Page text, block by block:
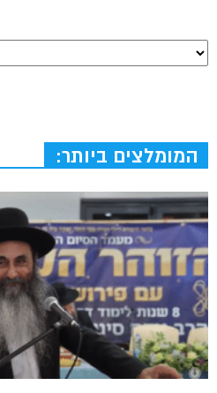
המומלצים ביותר: